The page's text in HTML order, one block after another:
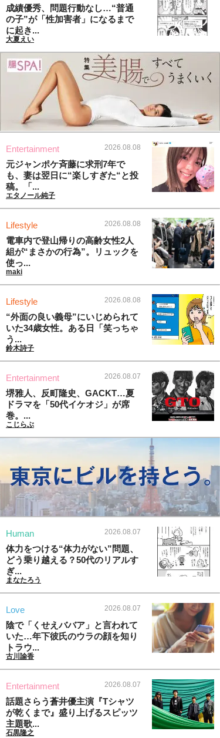
成績優秀、問題行動なし…“普通
の子”が「性加害者」になるまで
に起き...
大夏えい
Entertainment 2026.08.08
元ジャンポケ斉藤に求刑7年で
も、妻は翌日に“楽しすぎた“と投
稿。「...
エタノール純子
Lifestyle 2026.08.08
電車内で登山帰りの高齢女性2人
組が“まさかの行為”。リュックを
使っ...
maki
Lifestyle 2026.08.08
“外面の良い義母”にいじめられて
いた34歳女性。ある日「笑っちゃ
う...
鈴木詩子
Entertainment 2026.08.07
堺雅人、反町隆史、GACKT…夏
ドラマを「50代イケオジ」が席
巻。...
こじらぶ
Human 2026.08.07
体力をつける“体力がない”問題、
どう乗り越える？50代のリアルす
ぎ...
まなたろう
Love 2026.08.07
陰で「くせえババア」と言われて
いた…年下彼氏のウラの顔を知り
トラウ...
古川諭香
Entertainment 2026.08.07
話題さらう蒼井優主演『Tシャツ
が乾くまで』盛り上げるスピッツ
主題歌...
石黒隆之